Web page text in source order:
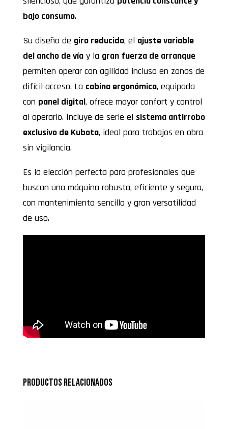
bajo consumo.
Su diseño de giro reducido, el ajuste variable
del ancho de víay la gran fuerza de arranque
permiten operar con agilidad incluso en zonas de
difícil acceso. La cabina ergonómica, equipada
con panel digital, ofrece mayor confort y control
al operario. Incluye de serie el sistema antirrobo
exclusivo de Kubota, ideal para trabajos en obra
sin vigilancia.
Es la elección perfecta para profesionales que
buscan una máquina robusta, eficiente y segura,
con mantenimiento sencillo y gran versatilidad
de uso.
Productos relacionados